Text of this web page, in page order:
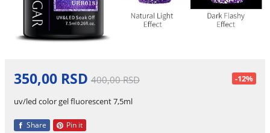
350,00 RSD 400,00 RSD -12%
uv/led color gel fluorescent 7,5ml
Share Pin it